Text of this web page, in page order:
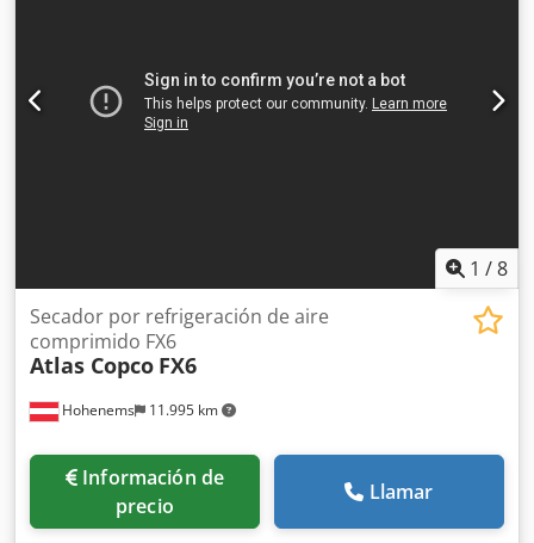
1 /8
Hohenems 11.995 km
Secador por refrigeración de aire
comprimido FX6
Atlas Copco FX6
Información de
precio
Llamar